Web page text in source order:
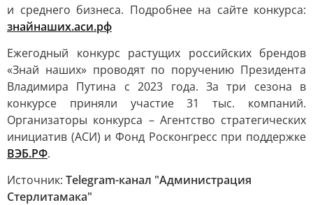
и среднего бизнеса. Подробнее на сайте конкурса:
знайнаших.аси.рф
Ежегодный конкурс растущих российских брендов
«Знай наших» проводят по поручению Президента
Владимира Путина с 2023 года. За три сезона в
конкурсе приняли участие 31 тыс. компаний.
Организаторы конкурса – Агентство стратегических
инициатив (АСИ) и Фонд Росконгресс при поддержке
ВЭБ.РФ.
Источник: Telegram-канал "Администрация
Стерлитамака"